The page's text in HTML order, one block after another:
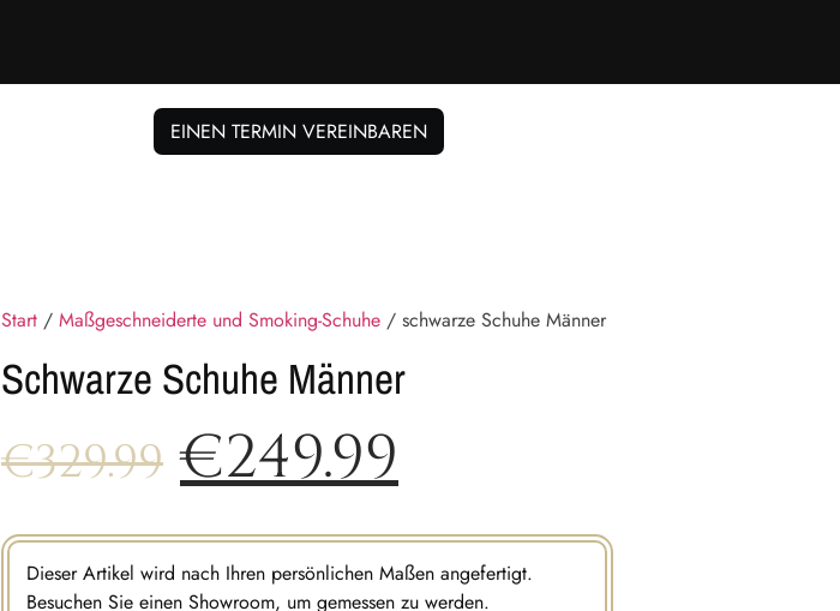
EINEN TERMIN VEREINBAREN
Start / Maßgeschneiderte und Smoking-Schuhe / schwarze Schuhe Männer
Schwarze Schuhe Männer
€329.99 €249.99
Dieser Artikel wird nach Ihren persönlichen Maßen angefertigt.
Besuchen Sie einen Showroom, um gemessen zu werden.